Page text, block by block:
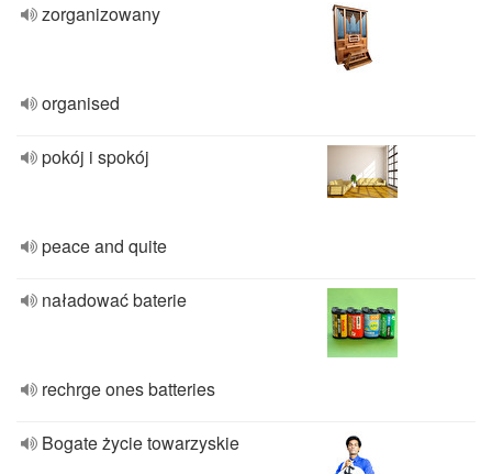
zorganizowany
organised
pokój i spokój
peace and quite
naładować baterie
rechrge ones batteries
Bogate życie towarzyskie